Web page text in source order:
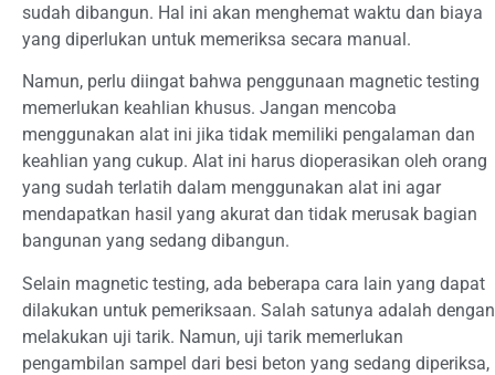
sudah dibangun. Hal ini akan menghemat waktu dan biaya
yang diperlukan untuk memeriksa secara manual.
Namun, perlu diingat bahwa penggunaan magnetic testing
memerlukan keahlian khusus. Jangan mencoba
menggunakan alat ini jika tidak memiliki pengalaman dan
keahlian yang cukup. Alat ini harus dioperasikan oleh orang
yang sudah terlatih dalam menggunakan alat ini agar
mendapatkan hasil yang akurat dan tidak merusak bagian
bangunan yang sedang dibangun.
Selain magnetic testing, ada beberapa cara lain yang dapat
dilakukan untuk pemeriksaan. Salah satunya adalah dengan
melakukan uji tarik. Namun, uji tarik memerlukan
pengambilan sampel dari besi beton yang sedang diperiksa,